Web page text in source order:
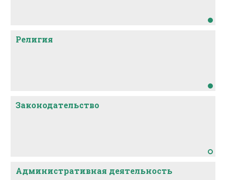
Религия
Законодательство
Административная деятельность